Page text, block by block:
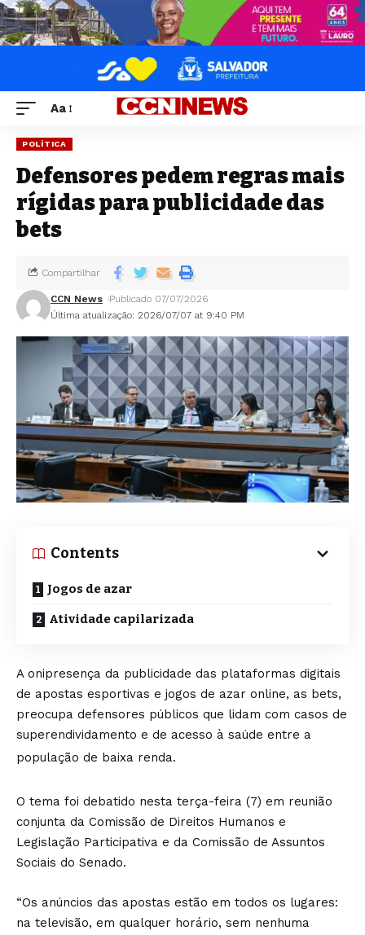
Aa
POLÍTICA
Defensores pedem regras mais
rígidas para publicidade das
bets
Última atualização: 2026/07/07 at 9:40 PM
CCN News Publicado 07/07/2026
Compartilhar
Contents
Jogos de azar
Atividade capilarizada
A onipresença da publicidade das plataformas digitais
de apostas esportivas e jogos de azar online, as bets,
preocupa defensores públicos que lidam com casos de
superendividamento e de acesso à saúde entre a
população de baixa renda.
O tema foi debatido nesta terça-feira (7) em reunião
conjunta da Comissão de Direitos Humanos e
Legislação Participativa e da Comissão de Assuntos
Sociais do Senado.
“Os anúncios das apostas estão em todos os lugares:
na televisão, em qualquer horário, sem nenhuma